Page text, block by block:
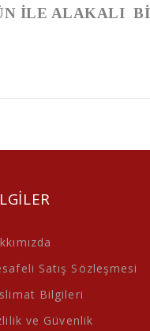
İLE ALAKALI
Satış Sözleşmesi
Bilgileri
ve Güvenlik